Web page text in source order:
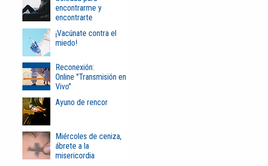
encontrarme y
encontrarte
¡Vacúnate contra el
miedo!
Reconexión:
Online "Transmisión en
Vivo"
Ayuno de rencor
Miércoles de ceniza,
ábrete a la
misericordia